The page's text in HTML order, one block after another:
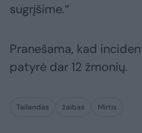
sugrįšime.“
Pranešama, kad
patyrė dar 12 žmonių.
Tailandas žaibas Mirtis